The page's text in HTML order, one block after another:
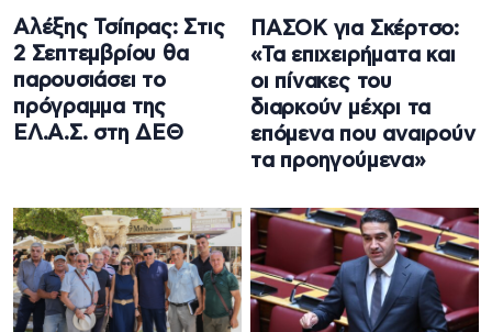
Αλέξης Τσίπρας: Στις
2 Σεπτεμβρίου θα
παρουσιάσει το
πρόγραμμα της
ΕΛ.Α.Σ. στη ΔΕΘ
ΠΑΣΟΚ για Σκέρτσο:
«Τα επιχειρήματα και
οι πίνακες του
διαρκούν μέχρι τα
επόμενα που αναιρούν
τα προηγούμενα»